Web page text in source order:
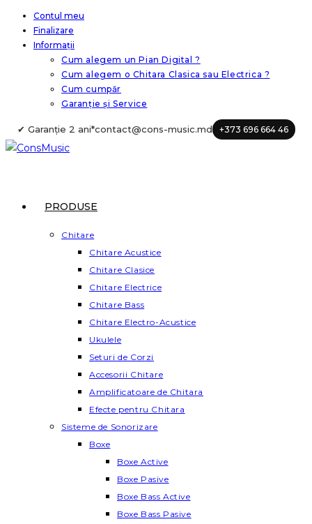
Skip
content
Contul meu
Finalizare
Informații
Cum alegem un Pian Digital ?
Cum alegem o Chitara Clasica sau Electrica ?
Cum cumpăr
Garanție și Service
✔ Garanție 2 ani*contact@cons-music.md +373 696 664 46
PRODUSE
Chitare
Chitare Acustice
Chitare Clasice
Chitare Electrice
Chitare Bass
Chitare Electro-Acustice
Ukulele
Seturi de Corzi
Accesorii Chitare
Amplificatoare de Chitara
Efecte pentru Chitara
Sisteme de Sonorizare
Boxe
Boxe Active
Boxe Pasive
Boxe Bass Active
Boxe Bass Pasive